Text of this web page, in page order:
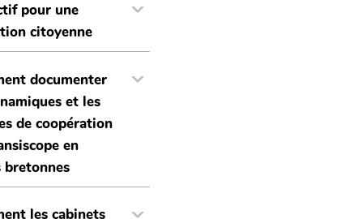
pour une
citoyenne
documenter
et les
de coopération
en
bretonnes
les cabinets